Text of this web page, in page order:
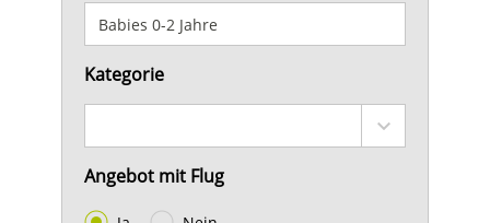
Kategorie
Angebot mit Flug